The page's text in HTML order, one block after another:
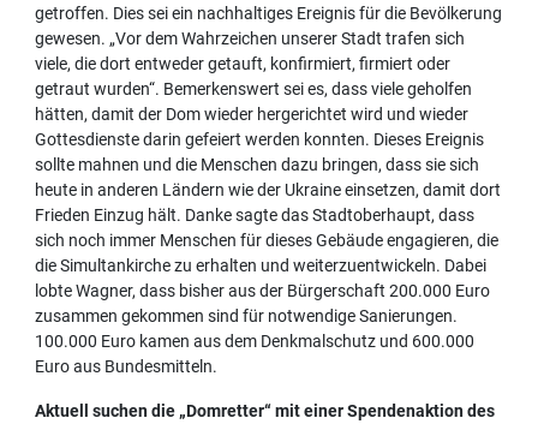
getroffen. Dies sei ein nachhaltiges Ereignis für die Bevölkerung
gewesen. „Vor dem Wahrzeichen unserer Stadt trafen sich
viele, die dort entweder getauft, konfirmiert, firmiert oder
getraut wurden“. Bemerkenswert sei es, dass viele geholfen
hätten, damit der Dom wieder hergerichtet wird und wieder
Gottesdienste darin gefeiert werden konnten. Dieses Ereignis
sollte mahnen und die Menschen dazu bringen, dass sie sich
heute in anderen Ländern wie der Ukraine einsetzen, damit dort
Frieden Einzug hält. Danke sagte das Stadtoberhaupt, dass
sich noch immer Menschen für dieses Gebäude engagieren, die
die Simultankirche zu erhalten und weiterzuentwickeln. Dabei
lobte Wagner, dass bisher aus der Bürgerschaft 200.000 Euro
zusammen gekommen sind für notwendige Sanierungen.
100.000 Euro kamen aus dem Denkmalschutz und 600.000
Euro aus Bundesmitteln.
Aktuell suchen die „Domretter“ mit einer Spendenaktion des